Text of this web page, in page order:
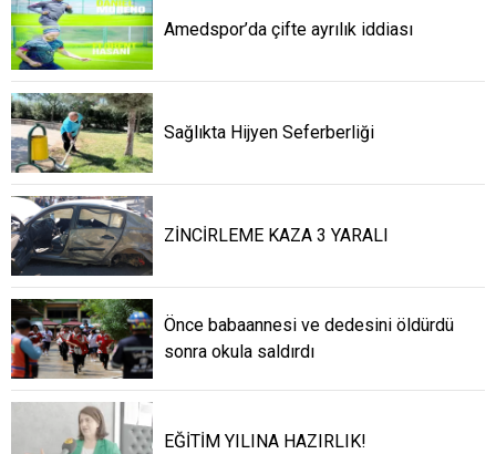
Amedspor’da çifte ayrılık iddiası
Sağlıkta Hijyen Seferberliği
ZİNCİRLEME KAZA 3 YARALI
Önce babaannesi ve dedesini öldürdü
sonra okula saldırdı
EĞİTİM YILINA HAZIRLIK!